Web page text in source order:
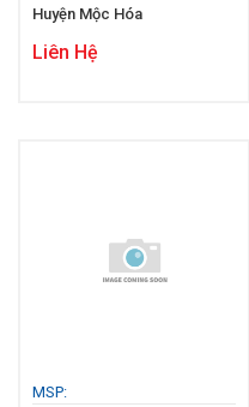
Huyện Mộc Hóa
Liên Hệ
MSP: